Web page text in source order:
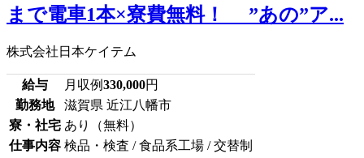
まで電車1本×寮費無料！ ”あの”ア...
株式会社日本ケイテム
給与 月収例330,000円
勤務地
滋賀県 近江八幡市
寮・社宅 あり（無料）
仕事内容 検品・検査 / 食品系工場 / 交替制